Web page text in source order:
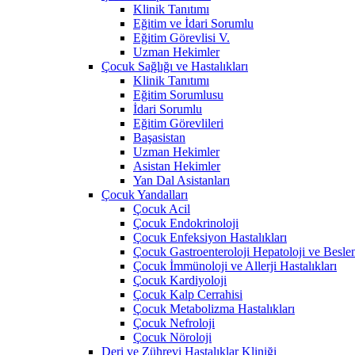
Klinik Tanıtımı
Eğitim ve İdari Sorumlu
Eğitim Görevlisi V.
Uzman Hekimler
Çocuk Sağlığı ve Hastalıkları
Klinik Tanıtımı
Eğitim Sorumlusu
İdari Sorumlu
Eğitim Görevlileri
Başasistan
Uzman Hekimler
Asistan Hekimler
Yan Dal Asistanları
Çocuk Yandalları
Çocuk Acil
Çocuk Endokrinoloji
Çocuk Enfeksiyon Hastalıkları
Çocuk Gastroenteroloji Hepatoloji ve
Çocuk İmmünoloji ve Allerji Hastalıkları
Çocuk Kardiyoloji
Çocuk Kalp Cerrahisi
Çocuk Metabolizma Hastalıkları
Çocuk Nefroloji
Çocuk Nöroloji
Deri ve Zührevi Hastalıklar Kliniği